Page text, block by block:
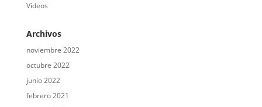
Vídeos
Archivos
noviembre 2022
octubre 2022
junio 2022
febrero 2021